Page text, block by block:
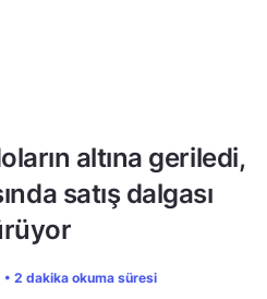
altına geriledi,
satış dalgası
2 dakika okuma süresi